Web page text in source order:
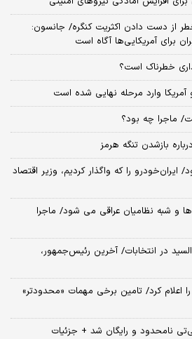
از دست دادن اکثریت کنگره/ جانسون:
برای آمریکایی‌ها آگاه است
خطرناک است؟
و آمریکا وارد مرحله نهایی شده است
ماجرا چه بود؟
بازشدن تنگه هرمز
ایران‌خودرو را که واگذار کردیم، وزیر اقتصاد
و شبه نظامیان عراقی می شود/ ماجرا
در انتخابات/ آخرین رئیس‌جمهور،
اعلام کرد/ تامین برخی مهمات «محدودتر»
نامحدود و رایگان شد + جزئیات